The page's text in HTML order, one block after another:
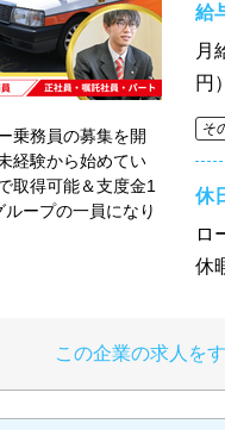
乗務員の募集を開
経験から始めてい
取得可能＆支度金1
ープの一員になり
給
月
円）
そ
休
ロ
休
この企業の求人を